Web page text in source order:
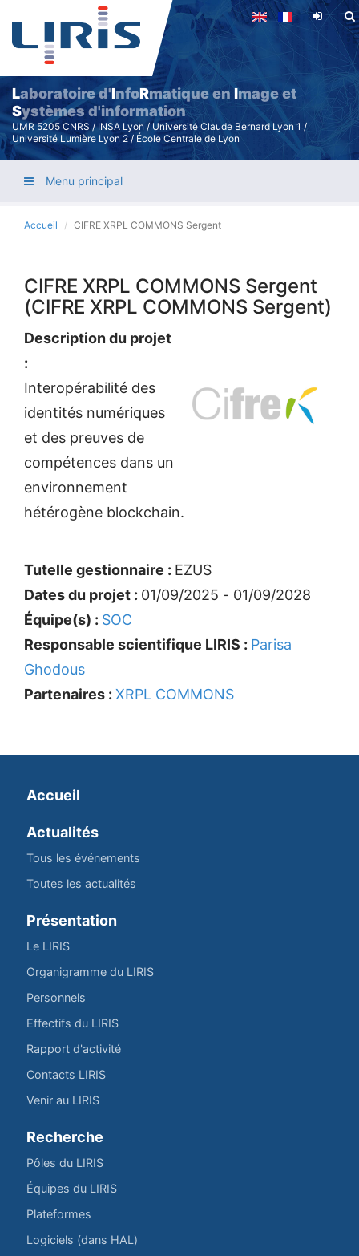
Aller
contenu
principal
Laboratoire d'InfoRmatique enImage et
Systèmes d'information
UMR 5205 CNRS / INSA Lyon / Université Claude Bernard Lyon 1 /
Université Lumière Lyon 2 / École Centrale de Lyon
Menu principal
Accueil CIFRE XRPL COMMONS Sergent
CIFRE XRPL COMMONS Sergent
(CIFRE XRPL COMMONS Sergent)
Description du projet
:
Interopérabilité des
identités numériques
et des preuves de
compétences dans un
environnement
hétérogène blockchain.
Tutelle gestionnaire : EZUS
Dates du projet : 01/09/2025 - 01/09/2028
Équipe(s) : SOC
Responsable scientifique LIRIS : Parisa
Ghodous
Partenaires : XRPL COMMONS
Accueil
Actualités
Tous les événements
Toutes les actualités
Présentation
Le LIRIS
Organigramme du LIRIS
Personnels
Effectifs du LIRIS
Rapport d'activité
Contacts LIRIS
Venir au LIRIS
Recherche
Pôles du LIRIS
Équipes du LIRIS
Plateformes
Logiciels (dans HAL)